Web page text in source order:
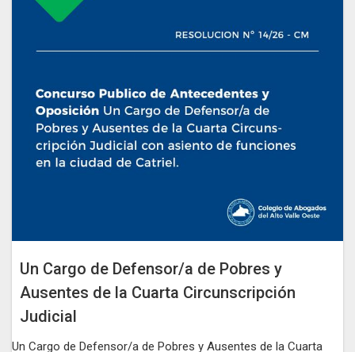
Un Cargo de Defensor/a de Pobres y
Ausentes de la Cuarta Circunscripción
Judicial
Un Cargo de Defensor/a de Pobres y Ausentes de la Cuarta